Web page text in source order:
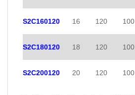
S2C160120 16 120 100
S2C180120 18 120 100
S2C200120 20 120 100